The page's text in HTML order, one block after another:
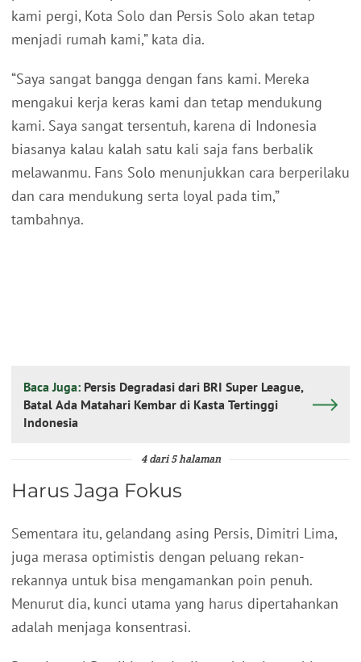
kami pergi, Kota Solo dan Persis Solo akan tetap
menjadi rumah kami,” kata dia.
“Saya sangat bangga dengan fans kami. Mereka
mengakui kerja keras kami dan tetap mendukung
kami. Saya sangat tersentuh, karena di Indonesia
biasanya kalau kalah satu kali saja fans berbalik
melawanmu. Fans Solo menunjukkan cara berperilaku
dan cara mendukung serta loyal pada tim,”
tambahnya.
Baca Juga: Persis Degradasi dari BRI Super League,
Batal Ada Matahari Kembar di Kasta Tertinggi
Indonesia
4 dari 5 halaman
Harus Jaga Fokus
Sementara itu, gelandang asing Persis, Dimitri Lima,
juga merasa optimistis dengan peluang rekan-
rekannya untuk bisa mengamankan poin penuh.
Menurut dia, kunci utama yang harus dipertahankan
adalah menjaga konsentrasi.